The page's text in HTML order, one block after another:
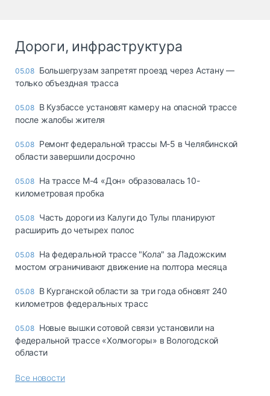
Дороги, инфраструктура
05.08 Большегрузам запретят проезд через Астану —
только объездная трасса
05.08 В Кузбассе установят камеру на опасной трассе
после жалобы жителя
05.08 Ремонт федеральной трассы М-5 в Челябинской
области завершили досрочно
05.08 На трассе М-4 «Дон» образовалась 10-
километровая пробка
05.08 Часть дороги из Калуги до Тулы планируют
расширить до четырех полос
05.08 На федеральной трассе "Кола" за Ладожским
мостом ограничивают движение на полтора месяца
05.08 В Курганской области за три года обновят 240
километров федеральных трасс
05.08 Новые вышки сотовой связи установили на
федеральной трассе «Холмогоры» в Вологодской
области
Все новости